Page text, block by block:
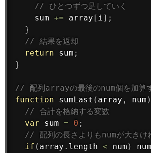
// ひとつずつ足していく
    sum
+= array [ i] ;
}
// 結果を返却
return sum ;
}
// 配列arrayの最後のnum個を加算
function
sumLast ( array , num )
// 合計を格納する変数
var sum = 0 ;
// 配列の長さよりもnumが大きけ
if ( array . length < num )